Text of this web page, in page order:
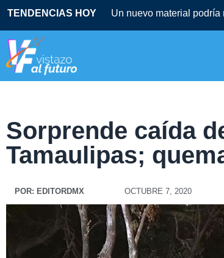
TENDENCIAS HOY Un nuevo material
Sorprende caída
Tamaulipas;
POR: EDITORDMX OCTUBRE 7, 2020